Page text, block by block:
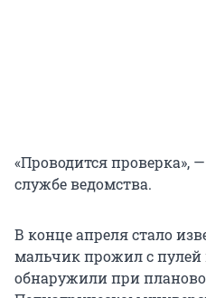
«Проводится проверка»,
службе ведомства.
В конце апреля стало
мальчик прожил с пулей
обнаружили при